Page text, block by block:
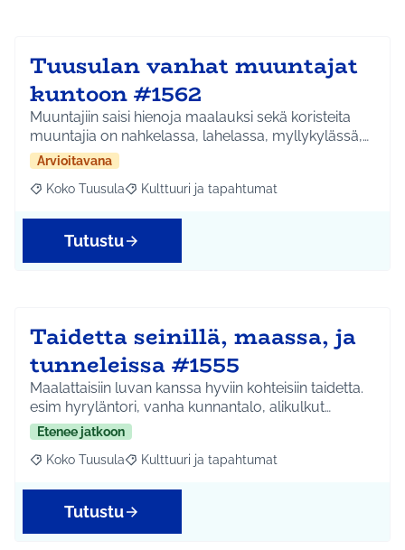
Tuusulan vanhat muuntajat
kuntoon #1562
Muuntajiin saisi hienoja maalauksi sekä koristeita
muuntajia on nahkelassa, lahelassa, myllykylässä,…
Arvioitavana
Rajaa tulokset aihepiirin mukaan: Koko Tuusula
Koko Tuusula Rajaa tulokset teeman mukaan: Kulttuuri ja
Kulttuuri ja tapahtumat
Tutustu
Taidetta seinillä, maassa, ja
tunneleissa #1555
Maalattaisiin luvan kanssa hyviin kohteisiin taidetta.
esim hyryläntori, vanha kunnantalo, alikulkut…
Etenee jatkoon
Rajaa tulokset aihepiirin mukaan: Koko Tuusula
Koko Tuusula Rajaa tulokset teeman mukaan: Kulttuuri ja
Kulttuuri ja tapahtumat
Tutustu